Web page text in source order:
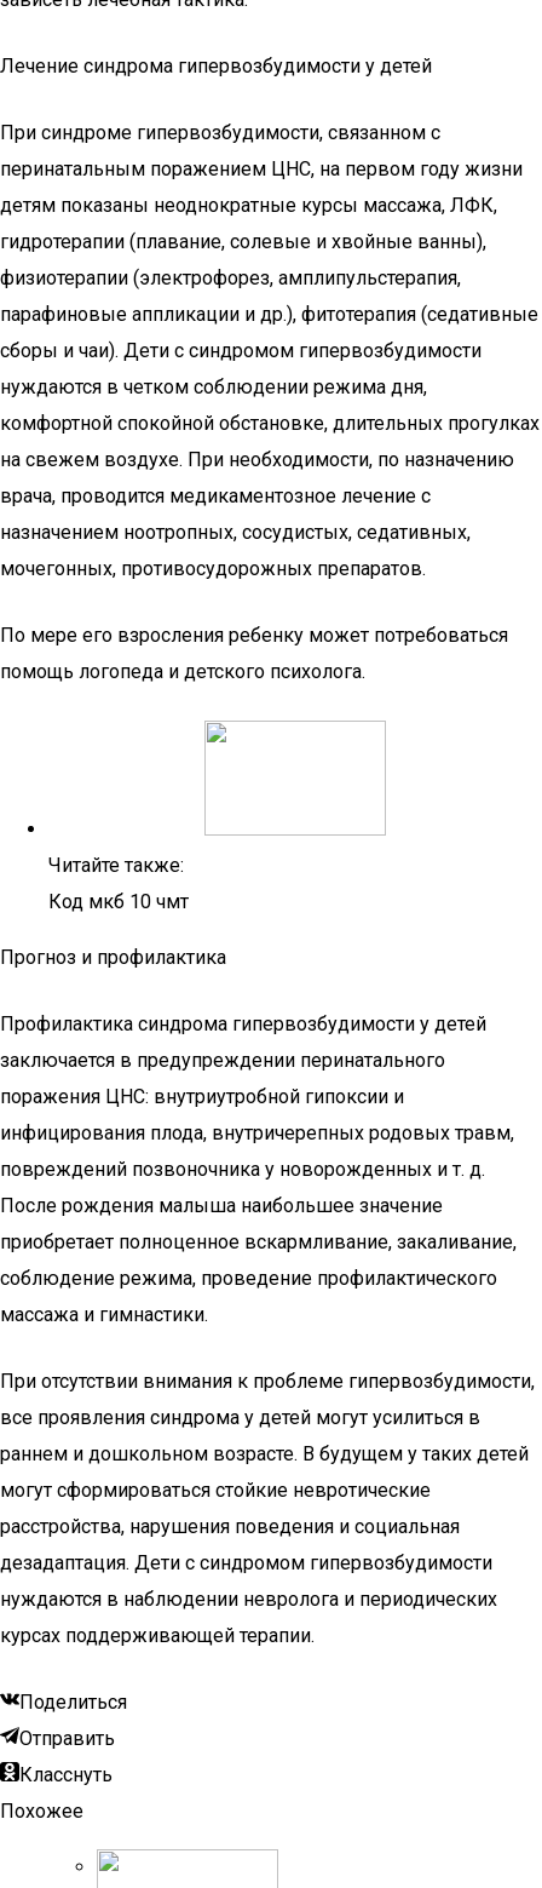
Лечение синдрома гипервозбудимости у детей
При синдроме гипервозбудимости, связанном с
перинатальным поражением ЦНС, на первом году жизни
детям показаны неоднократные курсы массажа, ЛФК,
гидротерапии (плавание, солевые и хвойные ванны),
физиотерапии (электрофорез, амплипульстерапия,
парафиновые аппликации и др.), фитотерапия (седативные
сборы и чаи). Дети с синдромом гипервозбудимости
нуждаются в четком соблюдении режима дня,
комфортной спокойной обстановке, длительных прогулках
на свежем воздухе. При необходимости, по назначению
врача, проводится медикаментозное лечение с
назначением ноотропных, сосудистых, седативных,
мочегонных, противосудорожных препаратов.
По мере его взросления ребенку может потребоваться
помощь логопеда и детского психолога.
Читайте также:
Код мкб 10 чмт
Прогноз и профилактика
Профилактика синдрома гипервозбудимости у детей
заключается в предупреждении перинатального
поражения ЦНС: внутриутробной гипоксии и
инфицирования плода, внутричерепных родовых травм,
повреждений позвоночника у новорожденных и т. д.
После рождения малыша наибольшее значение
приобретает полноценное вскармливание, закаливание,
соблюдение режима, проведение профилактического
массажа и гимнастики.
При отсутствии внимания к проблеме гипервозбудимости,
все проявления синдрома у детей могут усилиться в
раннем и дошкольном возрасте. В будущем у таких детей
могут сформироваться стойкие невротические
расстройства, нарушения поведения и социальная
дезадаптация. Дети с синдромом гипервозбудимости
нуждаются в наблюдении невролога и периодических
курсах поддерживающей терапии.
Поделиться
Отправить
Класснуть
Похожее